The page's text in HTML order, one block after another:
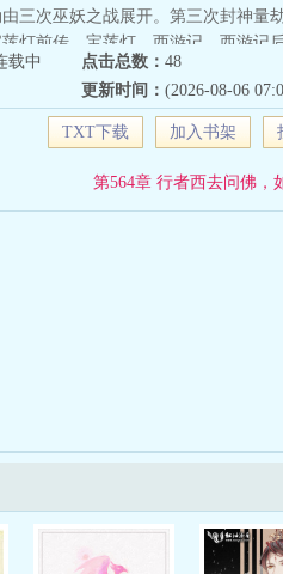
三次巫妖之战展开。第三次封神量
灯前传，宝莲灯，西游记，西游记
蜀山和现代修仙。第六次量劫准备是
界升格，万众一心冲出混沌，盘古归
事，前期比如莲台等物禁制都不会
物会使禁制增加，放心观看，不会
载中 点击总数： 48
更新时间： (2026-08-06
TXT下载 加入书架
第564章 行者西去问佛，